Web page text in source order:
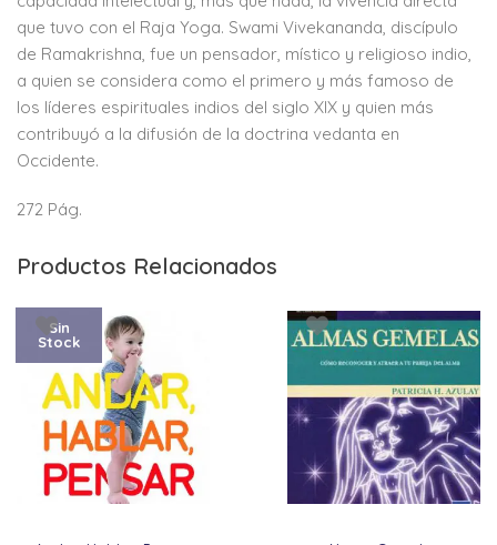
que tuvo con el Raja Yoga. Swami Vivekananda, discípulo
de Ramakrishna, fue un pensador, místico y religioso indio,
a quien se considera como el primero y más famoso de
los líderes espirituales indios del siglo XIX y quien más
contribuyó a la difusión de la doctrina vedanta en
Occidente.
272 Pág.
Productos Relacionados
Sin
Stock